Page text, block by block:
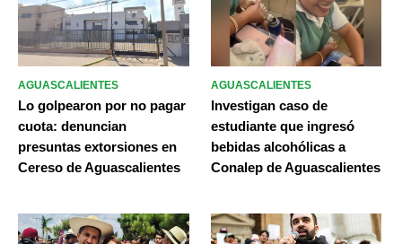
AGUASCALIENTES
Lo golpearon por no pagar
cuota: denuncian
presuntas extorsiones en
Cereso de Aguascalientes
AGUASCALIENTES
Investigan caso de
estudiante que ingresó
bebidas alcohólicas a
Conalep de Aguascalientes